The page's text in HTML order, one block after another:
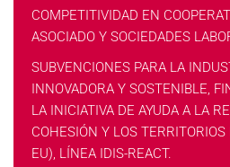
COMPETITIVIDAD EN
ASOCIADO Y SOCIEDADES
SUBVENCIONES PARA LA
INNOVADORA Y SOSTENIBLE,
LA INICIATIVA DE AYUDA A LA
COHESIÓN Y LOS TERRITORIOS
EU), LÍNEA IDIS-REACT.